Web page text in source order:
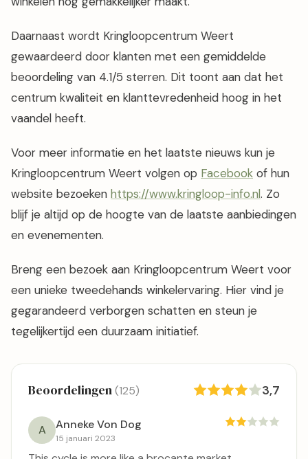
Daarnaast wordt Kringloopcentrum Weert
gewaardeerd door klanten met een gemiddelde
beoordeling van 4.1/5 sterren. Dit toont aan dat het
centrum kwaliteit en klanttevredenheid hoog in het
vaandel heeft.
Voor meer informatie en het laatste nieuws kun je
Kringloopcentrum Weert volgen op Facebook of hun
website bezoeken https://www.kringloop-info.nl. Zo
blijf je altijd op de hoogte van de laatste aanbiedingen
en evenementen.
Breng een bezoek aan Kringloopcentrum Weert voor
een unieke tweedehands winkelervaring. Hier vind je
gegarandeerd verborgen schatten en steun je
tegelijkertijd een duurzaam initiatief.
Beoordelingen(125) 3,7
A Anneke Von Dog
15 januari 2023